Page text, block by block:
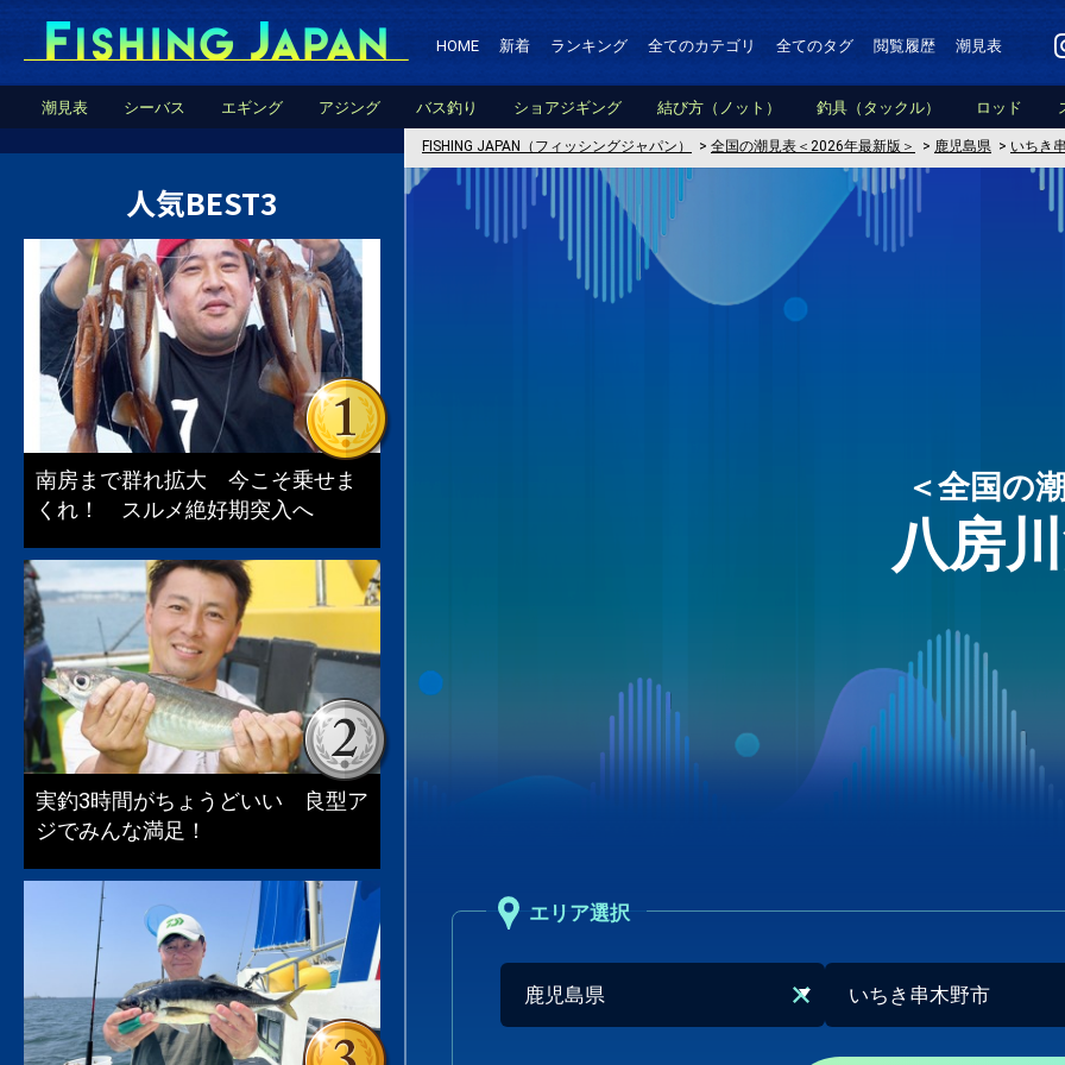
HOME 新着 ランキング 全てのカテゴリ 全てのタグ 閲覧履歴 潮見表
潮見表 シーバス エギング アジング バス釣り ショアジギング 結び方（ノット） 釣具（タックル） ロッド
FISHING JAPAN（フィッシングジャパン） > 全国の潮見表＜2026年最新版＞ > 鹿児島県 > いちき
＜全国の
八房
エリア選択
人気BEST3
南房まで群れ拡大 今こそ乗せま
くれ！ スルメ絶好期突入へ
実釣3時間がちょうどいい 良型ア
ジでみんな満足！